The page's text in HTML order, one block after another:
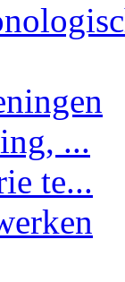
...
te...